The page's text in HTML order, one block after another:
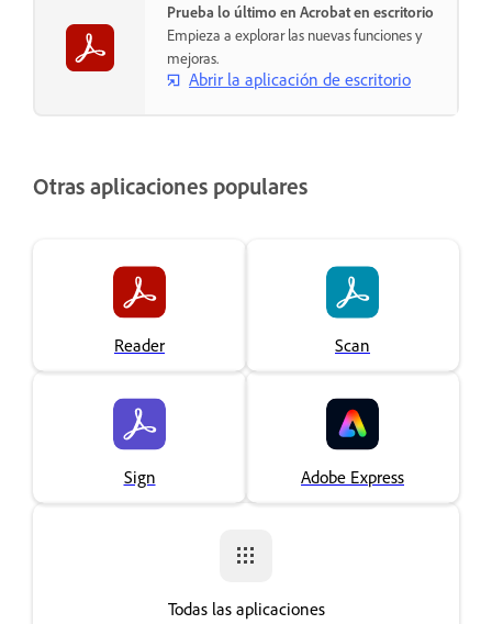
Prueba lo último en Acrobat en escritorio
Empieza a explorar las nuevas funciones y
mejoras.
Abrir la aplicación de escritorio
Otras aplicaciones populares
Reader Scan
Sign Adobe Express
Todas las aplicaciones